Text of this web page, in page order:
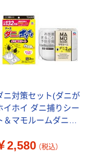
ニ対策セット(ダニが
イホイ ダニ捕りシー
＆マモルームダニ用)
ダニ対策 ダニ除け ア
2,580 （税込）